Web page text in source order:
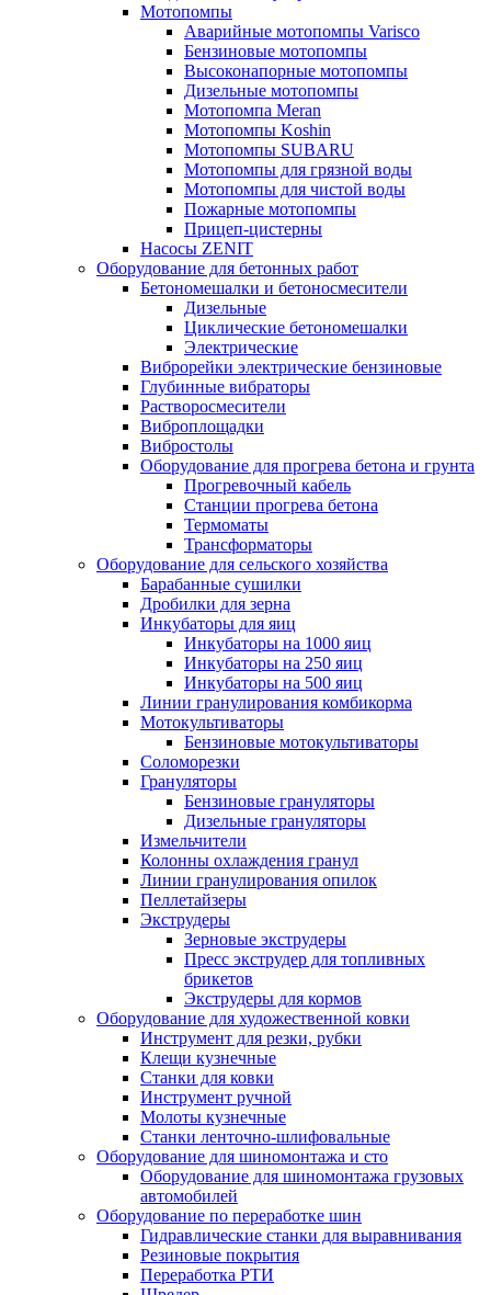
Мотопомпы
Аварийные мотопомпы Varisco
Бензиновые мотопомпы
Высоконапорные мотопомпы
Дизельные мотопомпы
Мотопомпа Meran
Мотопомпы Koshin
Мотопомпы SUBARU
Мотопомпы для грязной воды
Мотопомпы для чистой воды
Пожарные мотопомпы
Прицеп-цистерны
Насосы ZENIT
Оборудование для бетонных работ
Бетономешалки и бетоносмесители
Дизельные
Циклические бетономешалки
Электрические
Виброрейки электрические бензиновые
Глубинные вибраторы
Растворосмесители
Виброплощадки
Вибростолы
Оборудование для прогрева бетона и грунта
Прогревочный кабель
Станции прогрева бетона
Термоматы
Трансформаторы
Оборудование для сельского хозяйства
Барабанные сушилки
Дробилки для зерна
Инкубаторы для яиц
Инкубаторы на 1000 яиц
Инкубаторы на 250 яиц
Инкубаторы на 500 яиц
Линии гранулирования комбикорма
Мотокультиваторы
Бензиновые мотокультиваторы
Соломорезки
Грануляторы
Бензиновые грануляторы
Дизельные грануляторы
Измельчители
Колонны охлаждения гранул
Линии гранулирования опилок
Пеллетайзеры
Экструдеры
Зерновые экструдеры
Пресс экструдер для топливных
брикетов
Экструдеры для кормов
Оборудование для художественной ковки
Инструмент для резки, рубки
Клещи кузнечные
Станки для ковки
Инструмент ручной
Молоты кузнечные
Станки ленточно-шлифовальные
Оборудование для шиномонтажа и сто
Оборудование для шиномонтажа грузовых
автомобилей
Оборудование по переработке шин
Гидравлические станки для выравнивания
Резиновые покрытия
Переработка РТИ